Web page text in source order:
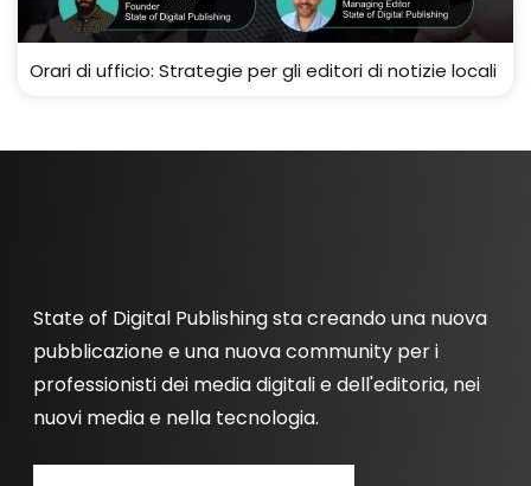
Orari di ufficio: Strategie per gli editori di notizie locali
State of Digital Publishing sta creando una nuova
pubblicazione e una nuova community per i
professionisti dei media digitali e dell'editoria, nei
nuovi media e nella tecnologia.